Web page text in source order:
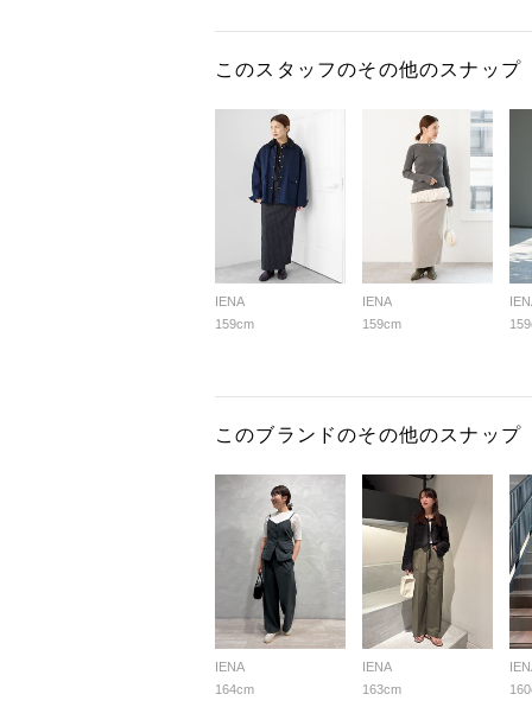
このスタッフのその他のスナップ
IENA
159cm
IENA
159cm
このブランドのその他のスナップ
IENA
164cm
IENA
163cm